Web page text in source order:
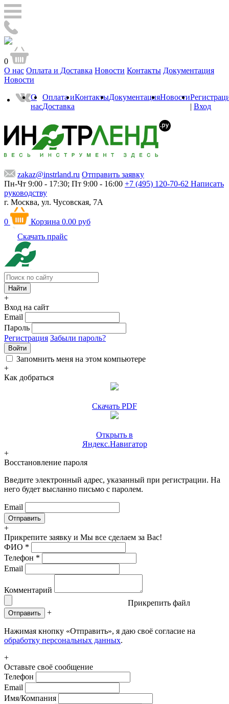
0
О нас Оплата и Доставка Новости Контакты Документация
Новости
О
нас
Оплата и
Доставка
КонтактыДокументацияНовости
| Вход
zakaz@instrland.ru Отправить заявку
Пн-Чт 9:00 - 17:30; Пт 9:00 - 16:00 +7 (495) 120-70-62 Написать
руководству
г. Москва, ул. Чусовская, 7А
0 Корзина 0.00 руб
Скачать прайс
+
Вход на сайт
Email
Пароль
Регистрация Забыли пароль?
Войти
Запомнить меня на этом компьютере
+
Как добраться
Скачать PDF
Открыть в
Яндекс.Навигатор
+
Восстановление пароля
Введите электронный адрес, указанный при регистрации. На
него будет высланно письмо с паролем.
Email
+
Прикрепите заявку и Мы все сделаем за Вас!
ФИО *
Телефон *
Email
Комментарий
Прикрепить файл
Отправить +
Нажимая кнопку «Отправить», я даю своё согласие на
обработку персональных данных.
+
Оставьте своё сообщение
Телефон
Email
Имя/Компания